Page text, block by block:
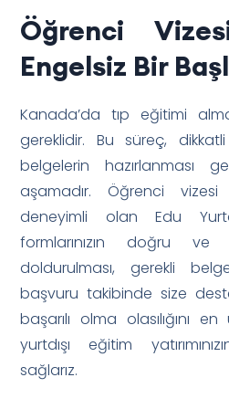
Öğrenci
Engelsiz Bir
Kanada’da tıp eğitimi
gereklidir. Bu süreç,
belgelerin hazırlanması
aşamadır. Öğrenci
deneyimli olan Edu
formlarınızın doğru
doldurulması, gerekli
başvuru takibinde size
başarılı olma olasılığını
yurtdışı eğitim
sağlarız.